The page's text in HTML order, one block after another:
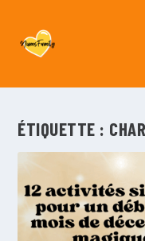
ÉTIQUETTE :